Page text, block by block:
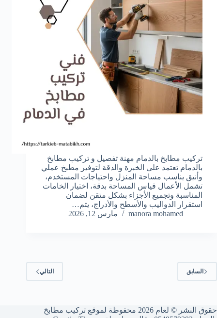
تركيب مطابخ بالدمام مهنة تفصيل و تركيب مطابخ
بالدمام تعتمد على الخبرة والدقة لتوفير مطبخ عملي
وأنيق يناسب مساحة المنزل واحتياجات المستخدم،
تشمل الأعمال قياس المساحة بدقة، اختيار الخامات
المناسبة وتجميع الأجزاء بشكل متقن لضمان
استقرار الدواليب والأسطح والأدراج، يتم…
manora mohamed
مارس 12, 2026
السابق التالي
حقوق النشر © لعام 2026 محفوظة لموقع تركيب مطابخ